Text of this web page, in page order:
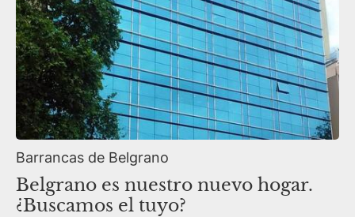
Barrancas de Belgrano
Belgrano es nuestro nuevo hogar.
¿Buscamos el tuyo?